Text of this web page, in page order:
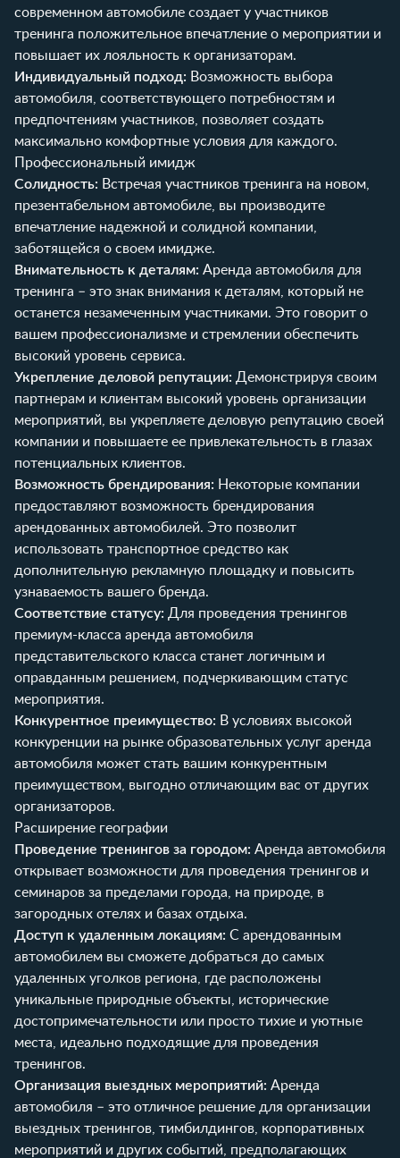
современном автомобиле создает у участников
тренинга положительное впечатление о мероприятии и
повышает их лояльность к организаторам.
Индивидуальный подход: Возможность выбора
автомобиля, соответствующего потребностям и
предпочтениям участников, позволяет создать
максимально комфортные условия для каждого.
Профессиональный имидж
Солидность: Встречая участников тренинга на новом,
презентабельном автомобиле, вы производите
впечатление надежной и солидной компании,
заботящейся о своем имидже.
Внимательность к деталям: Аренда автомобиля для
тренинга – это знак внимания к деталям, который не
останется незамеченным участниками. Это говорит о
вашем профессионализме и стремлении обеспечить
высокий уровень сервиса.
Укрепление деловой репутации: Демонстрируя своим
партнерам и клиентам высокий уровень организации
мероприятий, вы укрепляете деловую репутацию своей
компании и повышаете ее привлекательность в глазах
потенциальных клиентов.
Возможность брендирования: Некоторые компании
предоставляют возможность брендирования
арендованных автомобилей. Это позволит
использовать транспортное средство как
дополнительную рекламную площадку и повысить
узнаваемость вашего бренда.
Соответствие статусу: Для проведения тренингов
премиум-класса аренда автомобиля
представительского класса станет логичным и
оправданным решением, подчеркивающим статус
мероприятия.
Конкурентное преимущество: В условиях высокой
конкуренции на рынке образовательных услуг аренда
автомобиля может стать вашим конкурентным
преимуществом, выгодно отличающим вас от других
организаторов.
Расширение географии
Проведение тренингов за городом: Аренда автомобиля
открывает возможности для проведения тренингов и
семинаров за пределами города, на природе, в
загородных отелях и базах отдыха.
Доступ к удаленным локациям: С арендованным
автомобилем вы сможете добраться до самых
удаленных уголков региона, где расположены
уникальные природные объекты, исторические
достопримечательности или просто тихие и уютные
места, идеально подходящие для проведения
тренингов.
Организация выездных мероприятий: Аренда
автомобиля – это отличное решение для организации
выездных тренингов, тимбилдингов, корпоративных
мероприятий и других событий, предполагающих